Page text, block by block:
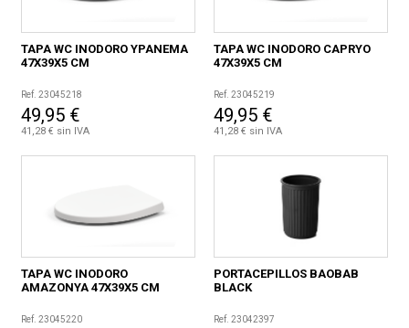
TAPA WC INODORO YPANEMA
47X39X5 CM
Ref. 23045218
49,95 €
41,28 € sin IVA
TAPA WC INODORO CAPRYO
47X39X5 CM
Ref. 23045219
49,95 €
41,28 € sin IVA
TAPA WC INODORO
AMAZONYA 47X39X5 CM
Ref. 23045220
PORTACEPILLOS BAOBAB
BLACK
Ref. 23042397